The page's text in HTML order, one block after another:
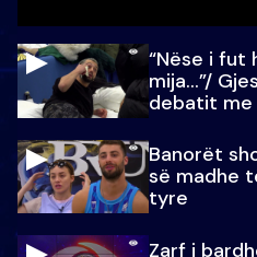
“Nëse i fut
mija…”/
debatit me
Banorët
së madhe
tyre
Zarf i